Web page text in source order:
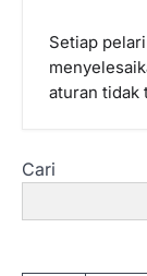
Setiap
aturan tidak
Cari